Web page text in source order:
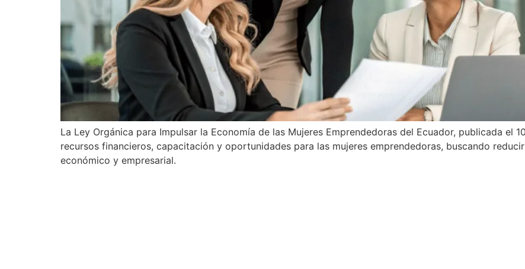
La Ley Orgánica para Impulsar la Economía de las Mujeres Emprendedoras del Ecuador, publicada el
recursos financieros, capacitación y oportunidades para las mujeres emprendedoras, buscando
económico y empresarial.